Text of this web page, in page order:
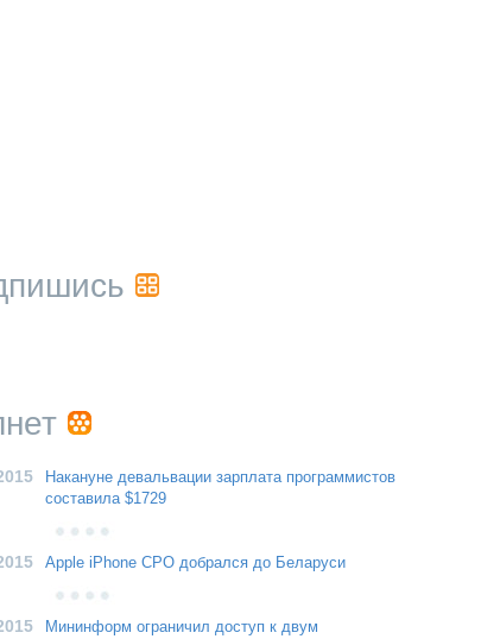
Накануне девальвации зарплата программистов
составила $1729
Apple iPhone CPO добрался до Беларуси
Мининформ ограничил доступ к двум